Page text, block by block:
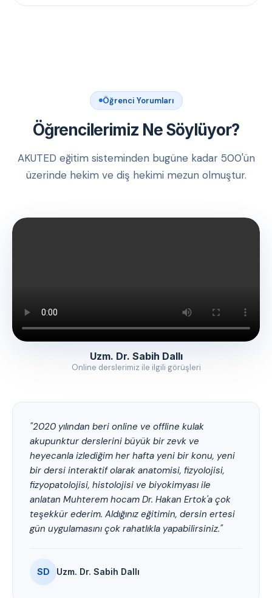
Öğrenci Yorumları
Öğrencilerimiz Ne Söylüyor?
AKUTED eğitim sisteminden bugüne kadar 500'ün
üzerinde hekim ve diş hekimi mezun olmuştur.
Uzm. Dr. Sabih Dallı
Online derslerimiz ile ilgili görüşleri
"2020 yılından beri online ve offline kulak
akupunktur derslerini büyük bir zevk ve
heyecanla izlediğim her hafta yeni bir konu, yeni
bir dersi interaktif olarak anatomisi, fizyolojisi,
fizyopatolojisi, histolojisi ve biyokimyası ile
anlatan Muhterem hocam Dr. Hakan Ertok'a çok
teşekkür ederim. Aldığınız eğitimin, dersin ertesi
gün uygulamasını çok rahatlıkla yapabilirsiniz."
SD Uzm. Dr. Sabih Dallı